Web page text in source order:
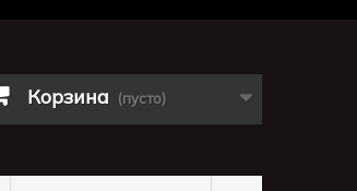
Корзина (пусто)